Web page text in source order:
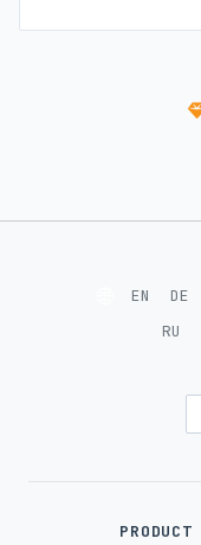
EN DE
RU
PRODUCT